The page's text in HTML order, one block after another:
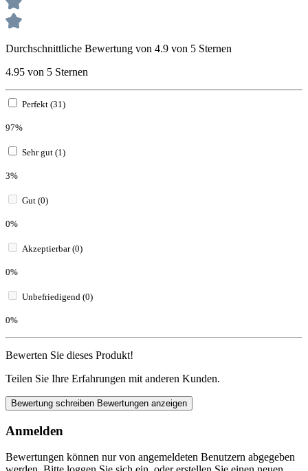
Durchschnittliche Bewertung von 4.9 von 5 Sternen
4.95 von 5 Sternen
Perfekt (31)
97%
Sehr gut (1)
3%
Gut (0)
0%
Akzeptierbar (0)
0%
Unbefriedigend (0)
0%
Bewerten Sie dieses Produkt!
Teilen Sie Ihre Erfahrungen mit anderen Kunden.
Bewertung schreiben Bewertungen anzeigen
Anmelden
Bewertungen können nur von angemeldeten Benutzern abgegeben